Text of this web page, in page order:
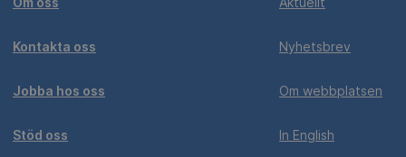
Kontakta oss
Jobba hos oss
Stöd oss
Nyhetsbrev
Om webbplatsen
In English